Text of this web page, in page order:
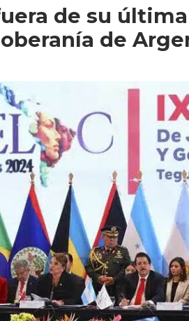
de su
de